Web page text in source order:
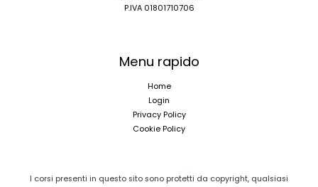
P.IVA 01801710706
Menu rapido
Home
Login
Privacy Policy
Cookie Policy
I corsi presenti in questo sito sono protetti da copyright, qualsiasi